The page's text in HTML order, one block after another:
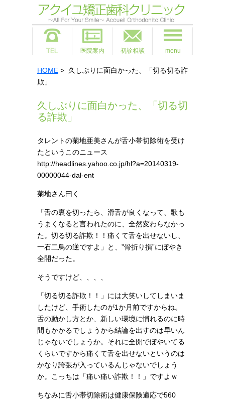
医院案内 初診相談 menu
HOME > 久しぶりに面白かった、「切る切る詐
欺」
久しぶりに面白かった、「切る切
る詐欺」
タレントの菊地亜美さんが舌小帯切除術を受け
たというこのニュース
http://headlines.yahoo.co.jp/hl?a=20140319-
00000044-dal-ent
菊地さん曰く
「舌の裏を切ったら、滑舌が良くなって、歌も
うまくなると言われたのに、全然変わらなかっ
た。切る切る詐欺！！痛くて舌を出せないし、
一石二鳥の逆ですよ」と、”骨折り損”にぼやき
全開だった。
そうですけど、、、、
「切る切る詐欺！！」には大笑いしてしまいま
したけど、手術したのが1か月前ですからね。
舌の動かし方とか、新しい環境に慣れるのに時
間もかかるでしょうから結論を出すのは早いん
じゃないでしょうか。それに全開でぼやいてる
くらいですから痛くて舌を出せないというのは
かなり誇張が入っているんじゃないでしょう
か。こっちは「痛い痛い詐欺！！」ですよｗ
ちなみに舌小帯切除術は健康保険適応で560